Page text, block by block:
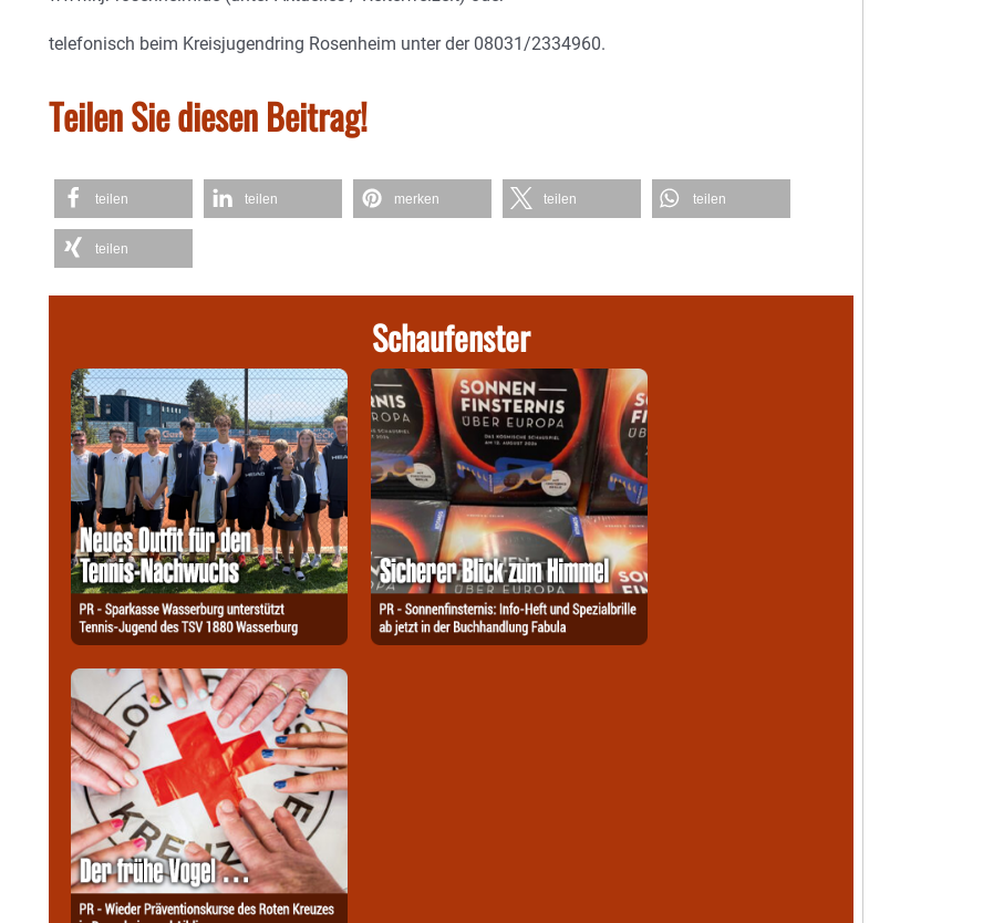
telefonisch beim Kreisjugendring Rosenheim unter der 08031/2334960.
Teilen Sie diesen Beitrag!
teilen teilen merken teilen teilen
teilen
Schaufenster